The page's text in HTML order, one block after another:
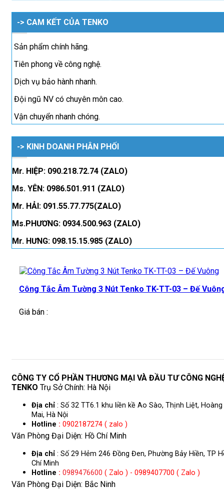
-> CAM KẾT CỦA TENKO
Sản phẩm chính hãng.
Tiên phong về công nghệ.
Dịch vụ bảo hành nhanh.
Đội ngũ NV có chuyên môn cao.
Vận chuyển nhanh chóng.
-> KINH DOANH PHÂN PHỐI
Mr. HIỆP: 090.218.72.74 (ZALO)
Ms. YÊN: 0986.501.911 (ZALO)
Mr. HẢI: 091.55.77.775(ZALO)
Ms.PHƯƠNG: 0934.500.963 (ZALO)
Mr. HƯNG: 098.15.15.985 (ZALO)
Công Tắc Âm Tường 3 Nút Tenko TK-TT-03 – Đế
Giá bán :
CÔNG TY CỔ PHẦN THƯƠNG MẠI VÀ ĐẦU TƯ CÔNG
TENKO Trụ Sở Chính: Hà Nội
Địa chỉ : Số 32 TT6.1 khu liền kề Ao Sào, Thịnh Liệt, Hoàng
Mai, Hà Nội
Hotline : 0902187274 ( zalo )
Văn Phòng Đại Diện: Hồ Chí Minh
Địa chỉ : Số 29 Hẻm 246 Đồng Đen, Phường Bảy Hiền, TP
Chí Minh
Hotline : 0989476600 ( Zalo ) - 0989407700 ( Zalo )
Văn Phòng Đại Diện: Bắc Ninh